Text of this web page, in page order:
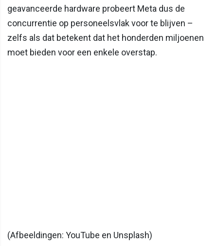
geavanceerde hardware probeert Meta dus de
concurrentie op personeelsvlak voor te blijven –
zelfs als dat betekent dat het honderden miljoenen
moet bieden voor een enkele overstap.
(Afbeeldingen: YouTube en Unsplash)